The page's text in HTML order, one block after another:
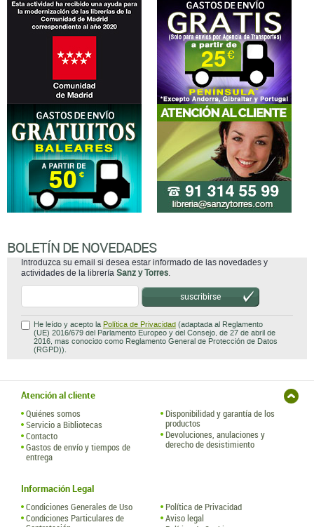
BOLETÍN DE NOVEDADES
Introduzca su email si desea estar informado de las novedades y
actividades de la librería Sanz y Torres
suscribirse
He leído y acepto la Política de Privacidad (adaptada al Reglamento
(UE) 2016/679 del Parlamento Europeo y del Consejo, de 27 de abril de
2016, mas conocido como Reglamento General de Protección de Datos
(RGPD)).
Atención al cliente
Quiénes somos
Servicio a Bibliotecas
Contacto
Gastos de envío y tiempos de
entrega
Disponibilidad y garantía de los
productos
Devoluciones, anulaciones y
derecho de desistimiento
Información Legal
Condiciones Generales de Uso
Condiciones Particulares de
Política de Privacidad
Aviso legal